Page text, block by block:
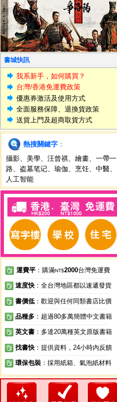
書城快訊
我系新手，如何購買？
台灣/香港免運費政策
優惠券激活及使用方式
全面服務保障、退換貨政策
送貨上門及超商取貨方式
熱搜關鍵字 ：
攝影
美學 汪曾祺 繪畫
一帶一
路
盗墓笔记 瑜伽 烹饪 中醫
人工智能
運費平 ：購滿NT$2000台灣免運費
速度快 ：全台灣地區都以速遞發貨
書價低 ：歡迎與任何同類書店比價
品種多 ：超過80多萬簡體中文書籍
英文書 ：多達20萬種英文原版書籍
找書快 ：提供資料，24小時內反饋
環保包裝 ：採用紙箱、氣泡紙材料